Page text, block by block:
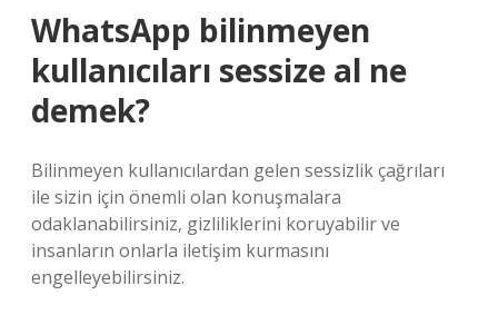
WhatsApp bilinmeyen
kullanıcıları sessize al ne
demek?
Bilinmeyen kullanıcılardan gelen sessizlik çağrıları
ile sizin için önemli olan konuşmalara
odaklanabilirsiniz, gizliliklerini koruyabilir ve
insanların onlarla iletişim kurmasını
engelleyebilirsiniz.